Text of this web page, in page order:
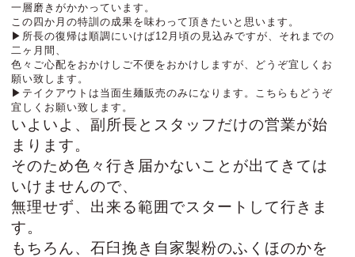
一層磨きがかかっています。
この四か月の特訓の成果を味わって頂きたいと思います。
▶所長の復帰は順調にいけば12月頃の見込みですが、それまでの
二ヶ月間、
色々ご心配をおかけしご不便をおかけしますが、どうぞ宜しくお
願い致します。
▶テイクアウトは当面生麺販売のみになります。こちらもどうぞ
宜しくお願い致します。
いよいよ、副所長とスタッフだけの営業が始
まります。
そのため色々行き届かないことが出てきては
いけませんので、
無理せず、出来る範囲でスタートして行きま
す。
もちろん、石臼挽き自家製粉のふくほのかを